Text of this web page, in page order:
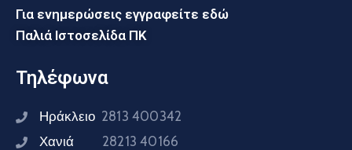
Για ενημερώσεις εγγραφείτε εδώ
Παλιά Ιστοσελίδα ΠΚ
Τηλέφωνα
Ηράκλειο 2813 400342
Χανιά 28213 40166